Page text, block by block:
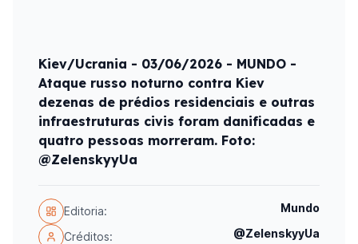
Kiev/Ucrania - 03/06/2026 - MUNDO -
Ataque russo noturno contra Kiev
dezenas de prédios residenciais e outras
infraestruturas civis foram danificadas e
quatro pessoas morreram. Foto:
@ZelenskyyUa
Editoria: Mundo
Créditos:
@ZelenskyyUa